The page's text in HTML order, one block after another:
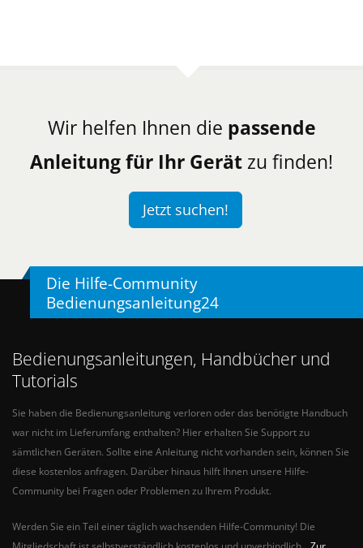
Wir helfen Ihnen die passende
Anleitung für Ihr Gerät zu finden!
Jetzt suchen!
Die Hilfe-Community
Bedienungsanleitung24
Bedienungsanleitungen, Handbücher und
Tutorials
Sie haben die Bedienungsanleitung verloren oder das benötigte Handbuch
war nicht im Lieferumfang enthalten? Hier erhalten Sie Support zu
sämtlichen Geräten. Sollte eine Anleitung nicht vorhanden sein, können Sie
diese kostenlos anfragen. Darüber hinaus hilft Ihnen unsere Hilfe-
Community bei Fragen oder Problemen zu Ihrem Produkt.
Werden Sie ein Teil einer täglich wachsenden Hilfe-Community! Die